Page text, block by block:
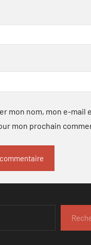
mon nom, mon e-mail
mon prochain